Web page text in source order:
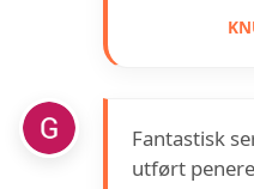
Fantastisk
utført